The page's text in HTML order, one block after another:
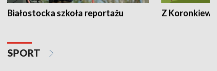
Białostocka szkoła reportażu Z
SPORT